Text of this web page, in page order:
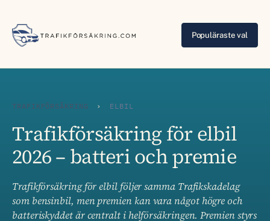
Populäraste val
TRAFIKFÖRSÄKRING › ELBIL
Trafikförsäkring för elbil
2026 – batteri och premie
Trafikförsäkring för elbil följer samma Trafikskadelag
som bensinbil, men premien kan vara något högre och
batteriskyddet är centralt i helförsäkringen. Premien styrs